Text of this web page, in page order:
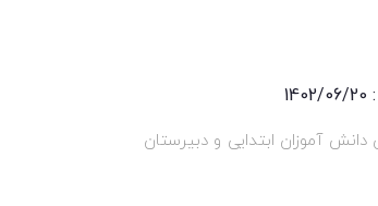
با دو گروه سنی دانش آموزان ابتدایی و دبیرستان